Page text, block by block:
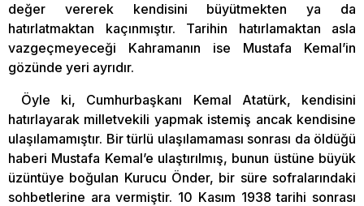
değer vererek kendisini büyütmekten ya da
hatırlatmaktan kaçınmıştır. Tarihin hatırlamaktan asla
vazgeçmeyeceği Kahramanın ise Mustafa Kemal’in
gözünde yeri ayrıdır.
Öyle ki, Cumhurbaşkanı Kemal Atatürk, kendisini
hatırlayarak milletvekili yapmak istemiş ancak kendisine
ulaşılamamıştır. Bir türlü ulaşılamaması sonrası da öldüğü
haberi Mustafa Kemal’e ulaştırılmış, bunun üstüne büyük
üzüntüye boğulan Kurucu Önder, bir süre sofralarındaki
sohbetlerine ara vermiştir. 10 Kasım 1938 tarihi sonrası